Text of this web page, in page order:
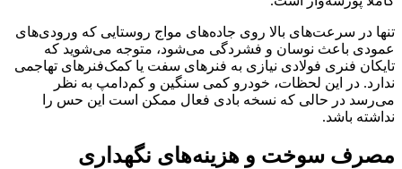
تنها در سرعت‌های بالا روی جاده‌های مواج روستایی که ورودی‌های
عمودی باعث نوسان و فشردگی می‌شود، متوجه می‌شوید که
تایکان فنری فولادی نیازی به فنرهای سفت یا کمک‌فنرهای تهاجمی
ندارد. در این لحظات، خودرو کمی سنگین و کم‌دامپ به نظر
می‌رسد در حالی که نسخه بادی فعال ممکن است این حس را
نداشته باشد.
مصرف سوخت و هزینه‌های نگهداری